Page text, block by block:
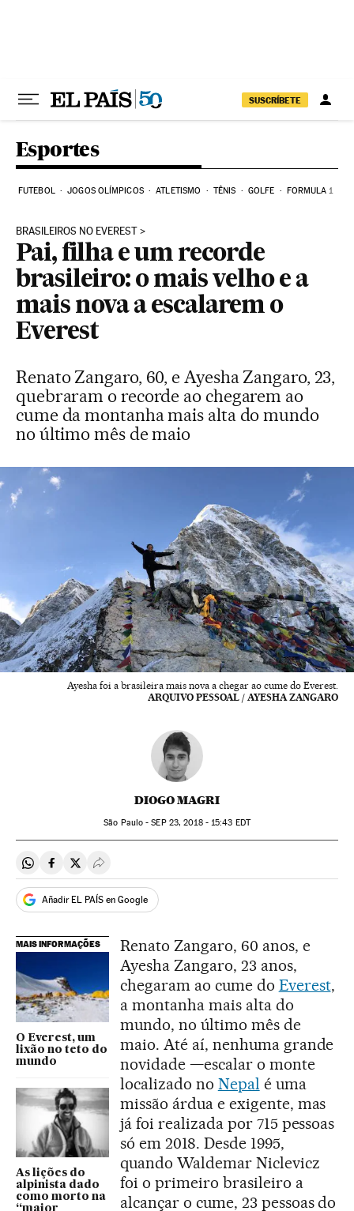
SUSCRÍBETE
Esportes
FUTEBOL JOGOS OLÍMPICOS ATLETISMO TÊNIS GOLFE FORMULA 1
BRASILEIROS NO EVEREST
Pai, filha e um recorde
brasileiro: o mais velho e a
mais nova a escalarem o
Everest
Renato Zangaro, 60, e Ayesha Zangaro, 23,
quebraram o recorde ao chegarem ao
cume da montanha mais alta do mundo
no último mês de maio
Ayesha foi a brasileira mais nova a chegar ao cume do Everest.
ARQUIVO PESSOAL / AYESHA ZANGARO
DIOGO MAGRI
São Paulo -SEP23, 2018 - 15:43 EDT
Compartir en Whatsapp
Compartir en Facebook
Compartir en Twitter
Desplegar Redes Sociales
Añadir EL PAÍS en Google
MAIS INFORMAÇÕES
O Everest, um
lixão no teto do
mundo
As lições do
alpinista dado
como morto na
Renato Zangaro, 60 anos, e
Ayesha Zangaro, 23 anos,
chegaram ao cume do Everest,
a montanha mais alta do
mundo, no último mês de
maio. Até aí, nenhuma grande
novidade —escalar o monte
localizado no Nepal é uma
missão árdua e exigente, mas
já foi realizada por 715 pessoas
só em 2018. Desde 1995,
quando Waldemar Niclevicz
foi o primeiro brasileiro a
alcançar o cume, 23 pessoas do